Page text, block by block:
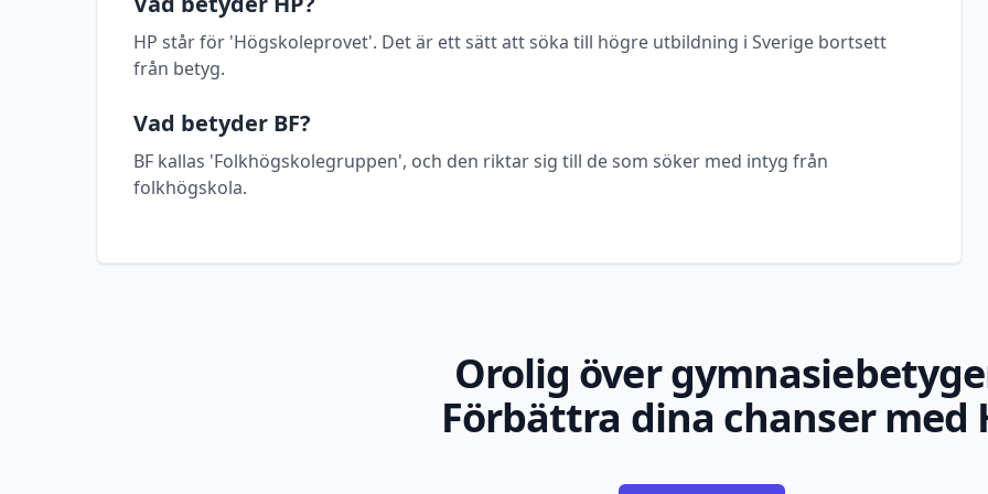
HP står för 'Högskoleprovet'. Det är ett sätt att söka till högre utbildning i Sverige bortsett
från betyg.
Vad betyder BF?
BF kallas 'Folkhögskolegruppen', och den riktar sig till de som söker med intyg från
folkhögskola.
Orolig över
Förbättra dina chanser med